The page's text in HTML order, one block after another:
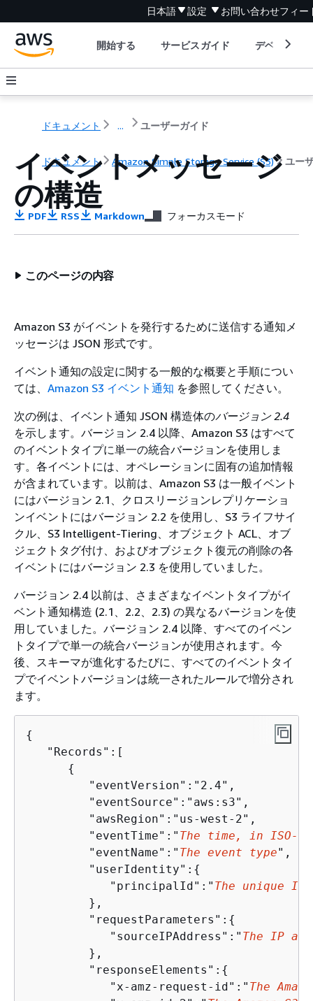
日本語 設定 お問い合わせフィー
開始する サービスガイド デベロッパ
ドキュメント ... ユーザーガイド
ドキュメント Amazon Simple Storage Service (S3) ユー
イベントメッセージ
の構造
PDF RSS Markdown フォーカスモード
このページの内容
Amazon S3 がイベントを発行するために送信する通知メ
ッセージは JSON 形式です。
イベント通知の設定に関する一般的な概要と手順につい
ては、 Amazon S3 イベント通知 を参照してください。
次の例は、イベント通知 JSON 構造体のバージョン 2.4
を示します。バージョン 2.4 以降、Amazon S3 はすべて
のイベントタイプに単一の統合バージョンを使用しま
す。各イベントには、オペレーションに固有の追加情報
が含まれています。以前は、Amazon S3 は一般イベント
にはバージョン 2.1、クロスリージョンレプリケーショ
ンイベントにはバージョン 2.2 を使用し、S3 ライフサイ
クル、S3 Intelligent-Tiering、オブジェクト ACL、オブ
ジェクトタグ付け、およびオブジェクト復元の削除の各
イベントにはバージョン 2.3 を使用していました。
バージョン 2.4 以前は、さまざまなイベントタイプがイ
ベント通知構造 (2.1、2.2、2.3) の異なるバージョンを使
用していました。バージョン 2.4 以降、すべてのイベン
トタイプで単一の統合バージョンが使用されます。今
後、スキーマが進化するたびに、すべてのイベントタイ
プでイベントバージョンは統一されたルールで増分され
ます。
{
   "Records":[
{
         "eventVersion":"2.4",
         "eventSource":"aws:s3",
         "awsRegion":"us-west-2",
         "eventTime":"
The time, in ISO-
         "eventName":"
The event type",
         "userIdentity":
{
            "principalId":"
The unique
         },
         "requestParameters":
{
            "sourceIPAddress":"
The IP
         },
         "responseElements":
{
            "x-amz-request-id":"
The